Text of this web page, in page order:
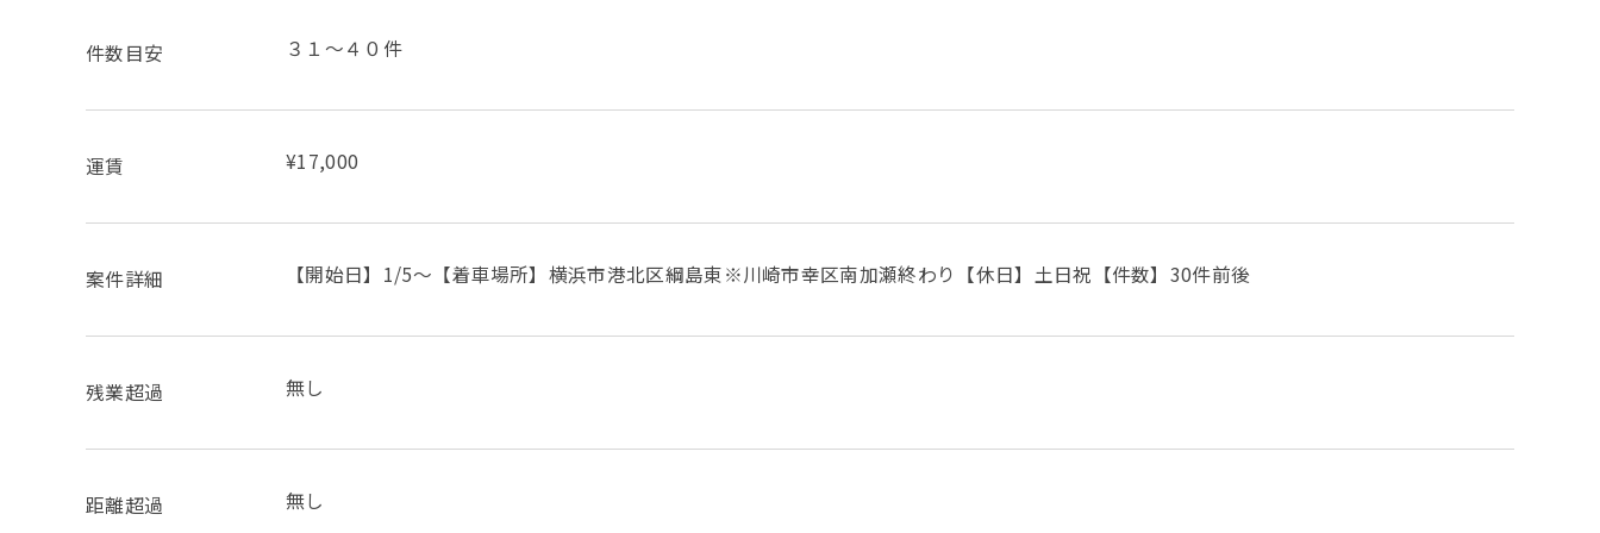
件数目安 ３１～４０件
運賃 ¥17,000
案件詳細 【開始日】1/5～【着車場所】横浜市港北区綱島東※川崎市幸区南加瀬終わり【休日】土日祝【件数】30件前後
残業超過 無し
距離超過 無し